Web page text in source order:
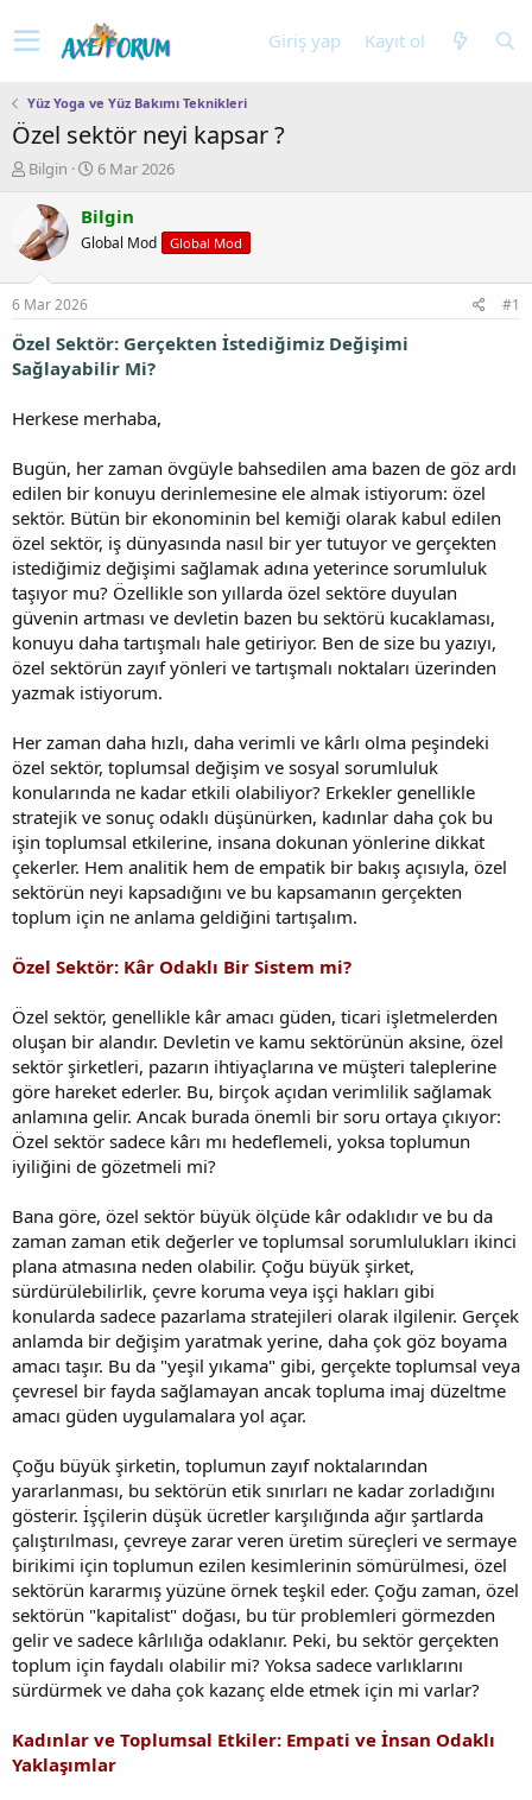
Giriş yap Kayıt ol
Yüz Yoga ve Yüz Bakımı Teknikleri
Özel sektör neyi kapsar ?
K
u
y
b
a
ş
a
a
Bilgin
B
ş
a
ç
t
a
i
i
6 Mar 2026
Bilgin
Global Mod Global Mod
6 Mar 2026 #1
Özel Sektör: Gerçekten İstediğimiz Değişimi
Sağlayabilir Mi?
Herkese merhaba,
Bugün, her zaman övgüyle bahsedilen ama bazen de göz ardı
edilen bir konuyu derinlemesine ele almak istiyorum: özel
sektör. Bütün bir ekonominin bel kemiği olarak kabul edilen
özel sektör, iş dünyasında nasıl bir yer tutuyor ve gerçekten
istediğimiz değişimi sağlamak adına yeterince sorumluluk
taşıyor mu? Özellikle son yıllarda özel sektöre duyulan
güvenin artması ve devletin bazen bu sektörü kucaklaması,
konuyu daha tartışmalı hale getiriyor. Ben de size bu yazıyı,
özel sektörün zayıf yönleri ve tartışmalı noktaları üzerinden
yazmak istiyorum.
Her zaman daha hızlı, daha verimli ve kârlı olma peşindeki
özel sektör, toplumsal değişim ve sosyal sorumluluk
konularında ne kadar etkili olabiliyor? Erkekler genellikle
stratejik ve sonuç odaklı düşünürken, kadınlar daha çok bu
işin toplumsal etkilerine, insana dokunan yönlerine dikkat
çekerler. Hem analitik hem de empatik bir bakış açısıyla, özel
sektörün neyi kapsadığını ve bu kapsamanın gerçekten
toplum için ne anlama geldiğini tartışalım.
Özel Sektör: Kâr Odaklı Bir Sistem mi?
Özel sektör, genellikle kâr amacı güden, ticari işletmelerden
oluşan bir alandır. Devletin ve kamu sektörünün aksine, özel
sektör şirketleri, pazarın ihtiyaçlarına ve müşteri taleplerine
göre hareket ederler. Bu, birçok açıdan verimlilik sağlamak
anlamına gelir. Ancak burada önemli bir soru ortaya çıkıyor:
Özel sektör sadece kârı mı hedeflemeli, yoksa toplumun
iyiliğini de gözetmeli mi?
Bana göre, özel sektör büyük ölçüde kâr odaklıdır ve bu da
zaman zaman etik değerler ve toplumsal sorumlulukları ikinci
plana atmasına neden olabilir. Çoğu büyük şirket,
sürdürülebilirlik, çevre koruma veya işçi hakları gibi
konularda sadece pazarlama stratejileri olarak ilgilenir. Gerçek
anlamda bir değişim yaratmak yerine, daha çok göz boyama
amacı taşır. Bu da "yeşil yıkama" gibi, gerçekte toplumsal veya
çevresel bir fayda sağlamayan ancak topluma imaj düzeltme
amacı güden uygulamalara yol açar.
Çoğu büyük şirketin, toplumun zayıf noktalarından
yararlanması, bu sektörün etik sınırları ne kadar zorladığını
gösterir. İşçilerin düşük ücretler karşılığında ağır şartlarda
çalıştırılması, çevreye zarar veren üretim süreçleri ve sermaye
birikimi için toplumun ezilen kesimlerinin sömürülmesi, özel
sektörün kararmış yüzüne örnek teşkil eder. Çoğu zaman, özel
sektörün "kapitalist" doğası, bu tür problemleri görmezden
gelir ve sadece kârlılığa odaklanır. Peki, bu sektör gerçekten
toplum için faydalı olabilir mi? Yoksa sadece varlıklarını
sürdürmek ve daha çok kazanç elde etmek için mi varlar?
Kadınlar ve Toplumsal Etkiler: Empati ve İnsan Odaklı
Yaklaşımlar